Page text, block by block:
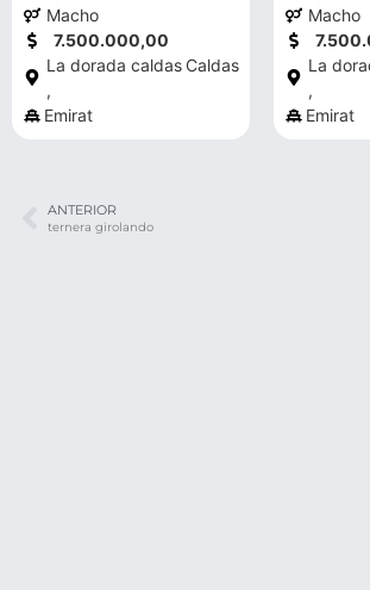
Macho
7.500.000,00
La dorada caldas
,
Caldas
Emirat
Macho
La
,
Emirat
ANTERIOR
ternera girolando